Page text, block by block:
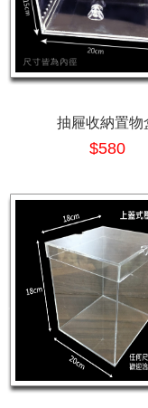
抽屜收納置物
$580